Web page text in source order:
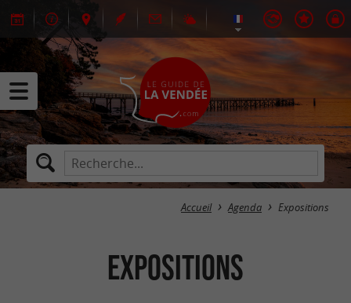
Accueil Agenda Expositions
Expositions